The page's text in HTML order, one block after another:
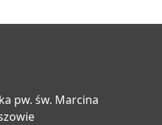
pw. św. Marcina